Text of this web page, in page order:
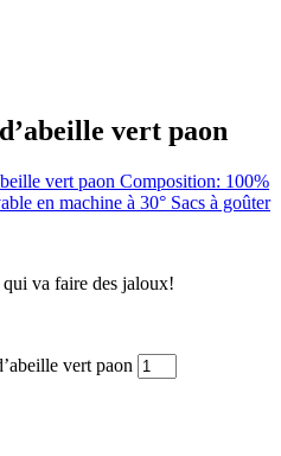
vert paon
vert paon Composition: 100%
en machine à 30° Sacs à goûter
va faire des jaloux!
vert paon